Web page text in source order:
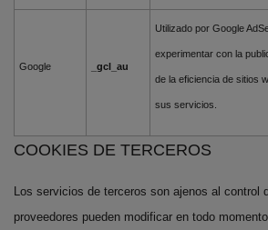
Google _gcl_au
Utilizado por Google
experimentar con la
de la eficiencia de sitios
sus servicios.
COOKIES DE TERCEROS
Los servicios de terceros son ajenos al control
proveedores pueden modificar en todo